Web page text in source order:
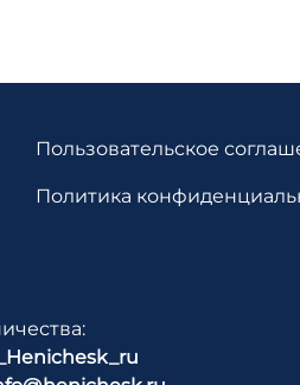
Пользовательское
Политика